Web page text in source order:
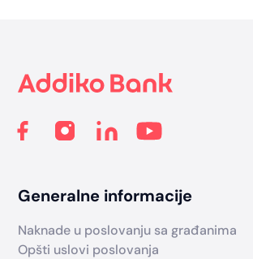
Generalne informacije
Naknade u poslovanju sa građanima
Opšti uslovi poslovanja